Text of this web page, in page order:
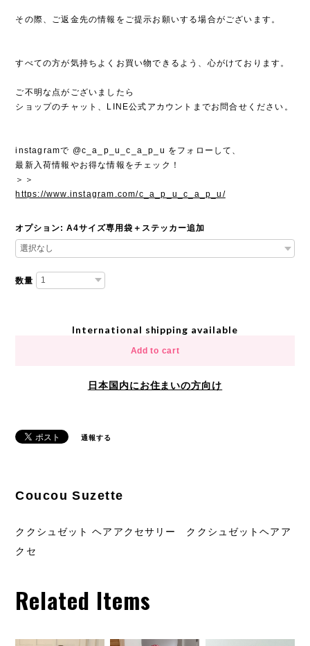
その際、ご返金先の情報をご提示お願いする場合がございます。
すべての方が気持ちよくお買い物できるよう、心がけております。
ご不明な点がございましたら
ショップのチャット、LINE公式アカウントまでお問合せください。
instagramで @c_a_p_u_c_a_p_u をフォローして、
最新入荷情報やお得な情報をチェック！
＞＞
https://www.instagram.com/c_a_p_u_c_a_p_u/
オプション: A4サイズ専用袋＋ステッカー追加
数量
International shipping available
Add to cart
日本国内にお住まいの方向け
通報する
Coucou Suzette
ククシュゼット ヘアアクセサリー ククシュゼットヘアア
クセ
Related Items